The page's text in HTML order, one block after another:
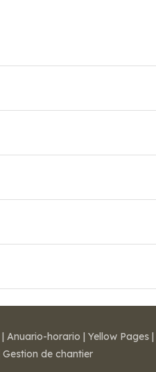
| Anuario-horario | Yellow Pages |
Gestion de chantier